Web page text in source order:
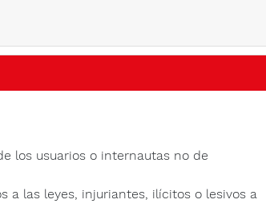
los usuarios o internautas no de
a las leyes, injuriantes, ilícitos o lesivos a